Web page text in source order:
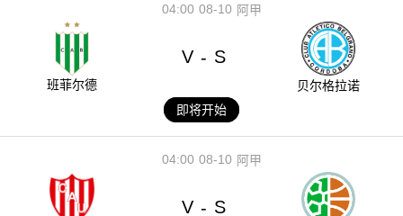
08-10
04:00 阿甲
班菲尔德
V - S
贝尔格拉诺
即将开始
08-10
04:00 阿甲
V - S